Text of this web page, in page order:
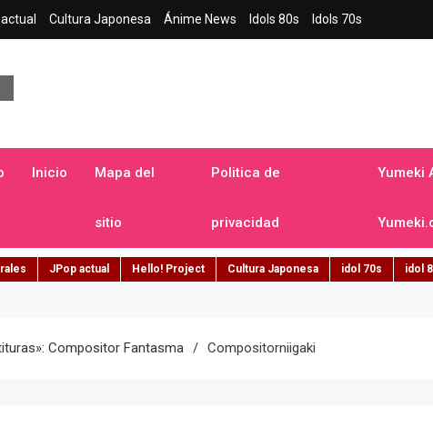
Cultura Japonesa Ánime News Idols 80s Idols 70s
Inicio Mapa del
sitio
Politica de
privacidad
Yumeki
JPop actual Hello! Project Cultura Japonesa idol 70s idol
Compositor Fantasma Compositorniigaki